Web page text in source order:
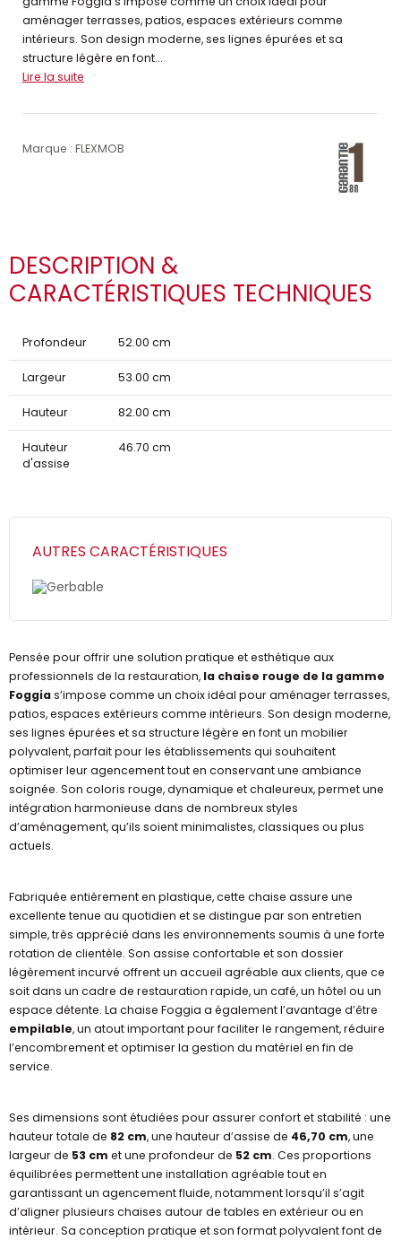
aménager terrasses, patios, espaces extérieurs comme
intérieurs. Son design moderne, ses lignes épurées et sa
structure légère en font...
Lire la suite
Marque : FLEXMOB
DESCRIPTION &
CARACTÉRISTIQUES TECHNIQUES
Profondeur 52.00 cm
Largeur 53.00 cm
Hauteur 82.00 cm
Hauteur
d'assise
46.70 cm
AUTRES CARACTÉRISTIQUES
Gerbable
Pensée pour offrir une solution pratique et esthétique aux
professionnels de la restauration, la chaise rouge de la gamme
Foggias’impose comme un choix idéal pour aménager terrasses,
patios, espaces extérieurs comme intérieurs. Son design moderne,
ses lignes épurées et sa structure légère en font un mobilier
polyvalent, parfait pour les établissements qui souhaitent
optimiser leur agencement tout en conservant une ambiance
soignée. Son coloris rouge, dynamique et chaleureux, permet une
intégration harmonieuse dans de nombreux styles
d’aménagement, qu’ils soient minimalistes, classiques ou plus
actuels.
Fabriquée entièrement en plastique, cette chaise assure une
excellente tenue au quotidien et se distingue par son entretien
simple, très apprécié dans les environnements soumis à une forte
rotation de clientèle. Son assise confortable et son dossier
légèrement incurvé offrent un accueil agréable aux clients, que ce
soit dans un cadre de restauration rapide, un café, un hôtel ou un
espace détente. La chaise Foggia a également l’avantage d’être
empilable, un atout important pour faciliter le rangement, réduire
l’encombrement et optimiser la gestion du matériel en fin de
service.
Ses dimensions sont étudiées pour assurer confort et stabilité : une
hauteur totale de 82 cm, une hauteur d’assise de 46,70 cm, une
largeur de 53 cm et une profondeur de 52 cm. Ces proportions
équilibrées permettent une installation agréable tout en
garantissant un agencement fluide, notamment lorsqu’il s’agit
d’aligner plusieurs chaises autour de tables en extérieur ou en
intérieur. Sa conception pratique et son format polyvalent font de